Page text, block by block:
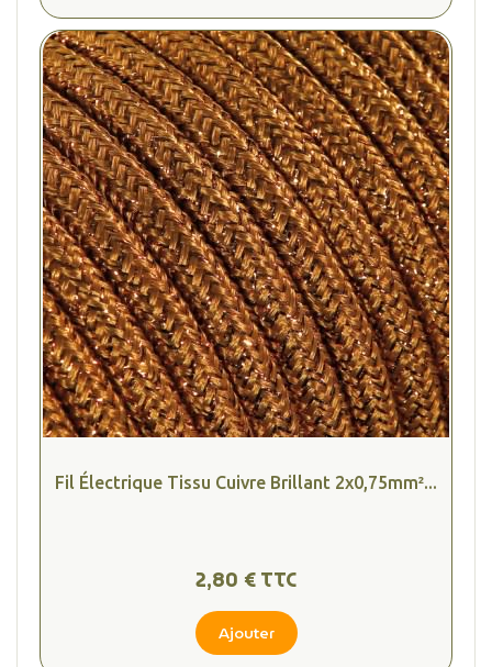
Fil Électrique Tissu Cuivre Brillant 2x0,75mm²...
2,80 € TTC
Ajouter